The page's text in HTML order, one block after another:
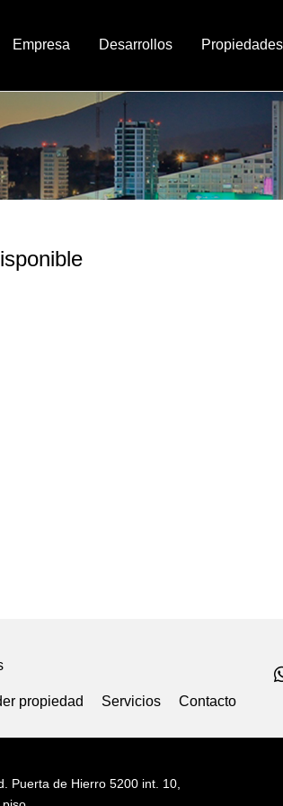
Empresa Desarrollos Propiedades
propiedad Servicios Contacto
Puerta de Hierro 5200 int. 10,